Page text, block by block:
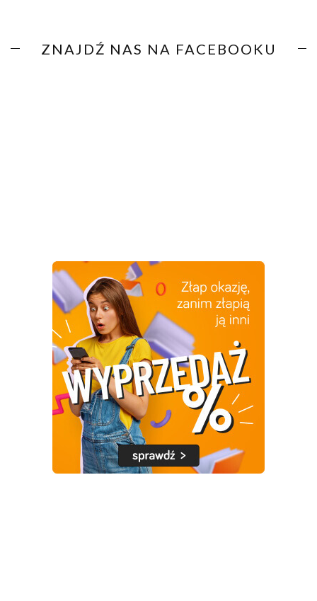
ZNAJDŹ NAS NA FACEBOOKU